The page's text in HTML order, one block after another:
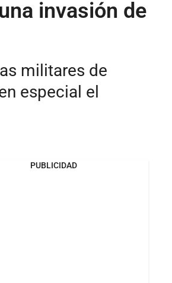
invasión de
militares de
especial el
PUBLICIDAD